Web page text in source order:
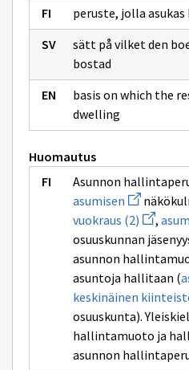
peruste, jolla
sätt på vilket den
bostad
basis on which the
dwelling
Huomautus
Asunnon
asumisen Avaa
uuden
ikkunan
sivulle
asumisen
vuokraus (2) Avaa
uuden
ikkunan
sivulle
vuokraus
(2)
,
osuuskunnan
asunnon
asuntoja hallitaan (
keskinäinen
osuuskunta).
hallintamuoto ja
asunnon